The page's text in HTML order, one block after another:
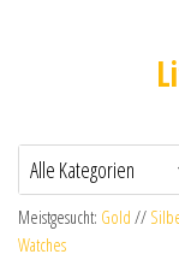
Meistgesucht: Gold //
Watches